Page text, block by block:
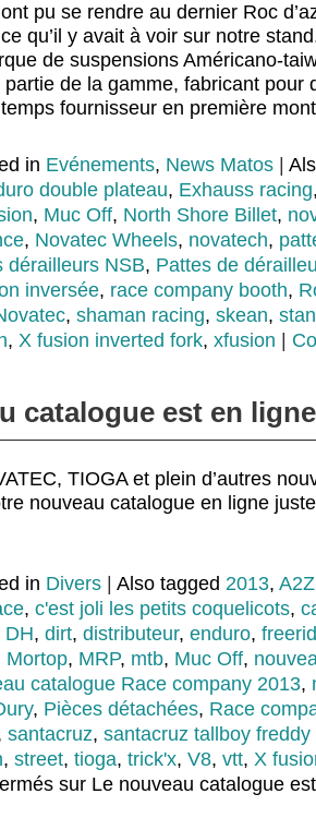
pu se rendre au dernier Roc
qu’il y avait à voir sur notre
de suspensions Américano-
de la gamme, fabricant pour
fournisseur en première
in Evénements, News Matos
double plateau, Exhauss racing
, Muc Off, North Shore Billet,
, Novatec Wheels, novatech,
dérailleurs NSB, Pattes de
inversée, race company booth,
, shaman racing, skean,
, X fusion inverted fork, xfusion
catalogue est en
TIOGA et plein d’autres
nouveau catalogue en ligne
in Divers Also tagged 2013, A2Z
, c'est joli les petits coquelicots,
DH, dirt, distributeur, enduro,
Mortop, MRP, mtb, Muc Off,
catalogue Race company 2013,
, Pièces détachées, Race
santacruz, santacruz tallboy
, street, tioga, trick'x, V8, vtt, X
sur Le nouveau catalogue